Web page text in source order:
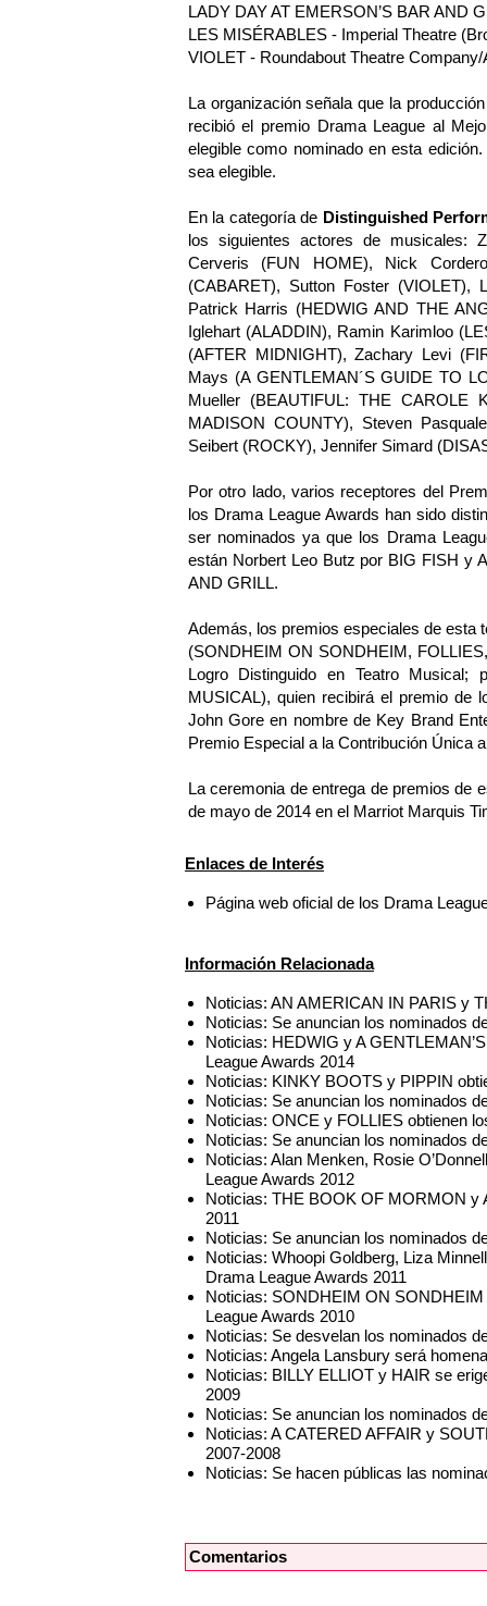
LADY DAY AT EMERSON’S BAR AND
LES MISÉRABLES - Imperial Theatre
VIOLET - Roundabout Theatre
La organización señala que la
recibió el premio Drama League al
elegible como nominado en esta
sea elegible.
En la categoría de Distinguished
los siguientes actores de musicales:
Cerveris (FUN HOME), Nick
(CABARET), Sutton Foster
Patrick Harris (HEDWIG AND THE
Iglehart (ALADDIN), Ramin Karimloo
(AFTER MIDNIGHT), Zachary Levi
Mays (A GENTLEMAN´S GUIDE TO
Mueller (BEAUTIFUL: THE CAROLE
MADISON COUNTY), Steven
Seibert (ROCKY), Jennifer Simard
Por otro lado, varios receptores del
los Drama League Awards han sido
ser nominados ya que los Drama
están Norbert Leo Butz por BIG FISH y
AND GRILL.
Además, los premios especiales de esta
(SONDHEIM ON SONDHEIM,
Logro Distinguido en Teatro
MUSICAL), quien recibirá el premio de
John Gore en nombre de Key Brand
Premio Especial a la Contribución Única
La ceremonia de entrega de premios de
de mayo de 2014 en el Marriot Marquis
Enlaces de Interés
Página web oficial de los Drama
Información Relacionada
Noticias: AN AMERICAN IN PARIS y
Noticias: Se anuncian los nominados
Noticias: HEDWIG y A
League Awards 2014
Noticias: KINKY BOOTS y PIPPIN
Noticias: Se anuncian los nominados
Noticias: ONCE y FOLLIES obtienen
Noticias: Se anuncian los nominados
Noticias: Alan Menken, Rosie
League Awards 2012
Noticias: THE BOOK OF MORMON y
2011
Noticias: Se anuncian los nominados
Noticias: Whoopi Goldberg, Liza
Drama League Awards 2011
Noticias: SONDHEIM ON
League Awards 2010
Noticias: Se desvelan los nominados
Noticias: Angela Lansbury será
Noticias: BILLY ELLIOT y HAIR se
2009
Noticias: Se anuncian los nominados
Noticias: A CATERED AFFAIR y
2007-2008
Noticias: Se hacen públicas las
Comentarios